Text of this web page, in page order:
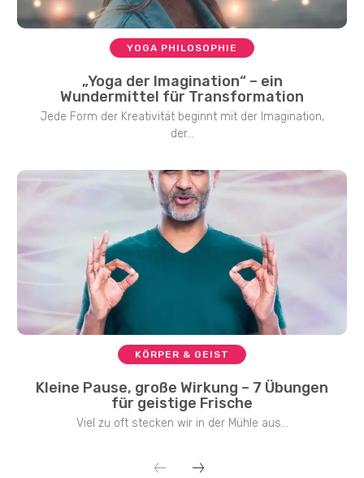
YOGA PHILOSOPHIE
„Yoga der Imagination“ – ein
Wundermittel für Transformation
Jede Form der Kreativität beginnt mit der Imagination,
der...
KÖRPER & GEIST
Kleine Pause, große Wirkung – 7 Übungen
für geistige Frische
Viel zu oft stecken wir in der Mühle aus...